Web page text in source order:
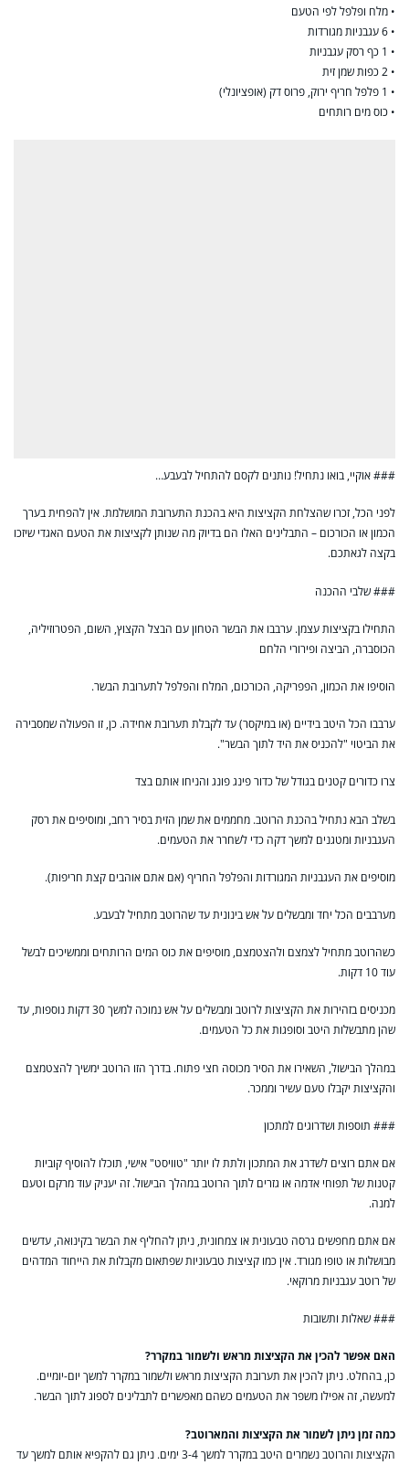
• מלח ופלפל לפי הטעם
• 6 עגבניות מגורדות
• 1 כף רסק עגבניות
• 2 כפות שמן זית
• 1 פלפל חריף ירוק, פרוס דק (אופציונלי)
• כוס מים רותחים
### אוקיי, בואו נתחיל! נותנים לקסם להתחיל לבעבע…
לפני הכל, זכרו שהצלחת הקציצות היא בהכנת התערובת המושלמת. אין להפחית בערך
הכמון או הכורכום – התבלינים האלו הם בדיוק מה שנותן לקציצות את הטעם האגדי שיזכו
בקצה לגאתכם.
### שלבי ההכנה
התחילו בקציצות עצמן. ערבבו את הבשר הטחון עם הבצל הקצוץ, השום, הפטרוזיליה,
הכוסברה, הביצה ופירורי הלחם
הוסיפו את הכמון, הפפריקה, הכורכום, המלח והפלפל לתערובת הבשר.
ערבבו הכל היטב בידיים (או במיקסר) עד לקבלת תערובת אחידה. כן, זו הפעולה שמסבירה
את הביטוי "להכניס את היד לתוך הבשר".
צרו כדורים קטנים בגודל של כדור פינג פונג והניחו אותם בצד
בשלב הבא נתחיל בהכנת הרוטב. מחממים את שמן הזית בסיר רחב, ומוסיפים את רסק
העגבניות ומטגנים למשך דקה כדי לשחרר את הטעמים.
מוסיפים את העגבניות המגורדות והפלפל החריף (אם אתם אוהבים קצת חריפות).
מערבבים הכל יחד ומבשלים על אש בינונית עד שהרוטב מתחיל לבעבע.
כשהרוטב מתחיל לצמצם ולהצטמצם, מוסיפים את כוס המים הרותחים וממשיכים לבשל
עוד 10 דקות.
מכניסים בזהירות את הקציצות לרוטב ומבשלים על אש נמוכה למשך 30 דקות נוספות, עד
שהן מתבשלות היטב וסופגות את כל הטעמים.
במהלך הבישול, השאירו את הסיר מכוסה חצי פתוח. בדרך הזו הרוטב ימשיך להצטמצם
והקציצות יקבלו טעם עשיר וממכר.
### תוספות ושדרוגים למתכון
אם אתם רוצים לשדרג את המתכון ולתת לו יותר "טוויסט" אישי, תוכלו להוסיף קוביות
קטנות של תפוחי אדמה או גזרים לתוך הרוטב במהלך הבישול. זה יעניק עוד מרקם וטעם
למנה.
אם אתם מחפשים גרסה טבעונית או צמחונית, ניתן להחליף את הבשר בקינואה, עדשים
מבושלות או טופו מגורד. אין כמו קציצות טבעוניות שפתאום מקבלות את הייחוד המדהים
של רוטב עגבניות מרוקאי.
### שאלות ותשובות
האם אפשר להכין את הקציצות מראש ולשמור במקרר?
כן, בהחלט. ניתן להכין את תערובת הקציצות מראש ולשמור במקרר למשך יום-יומיים.
למעשה, זה אפילו משפר את הטעמים כשהם מאפשרים לתבלינים לספוג לתוך הבשר.
כמה זמן ניתן לשמור את הקציצות והמארוטב?
הקציצות והרוטב נשמרים היטב במקרר למשך 3-4 ימים. ניתן גם להקפיא אותם למשך עד